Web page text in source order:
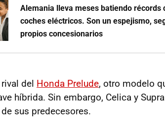
Alemania lleva meses batiendo récords
coches eléctricos. Son un espejismo,
propios concesionarios
del Honda Prelude, otro modelo
híbrida. Sin embargo, Celica y
sus predecesores.